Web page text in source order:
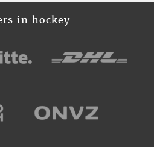
in hockey